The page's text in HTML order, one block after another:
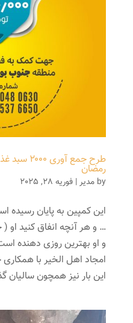
طرح جمع
رمضان
by مدیر| فوریه 28, 2025
این کمپین به پایان رسیده
… و هر آنچه انفاق کنید
امجاد اهل الخیر با
این بار نیز همچون سالیان